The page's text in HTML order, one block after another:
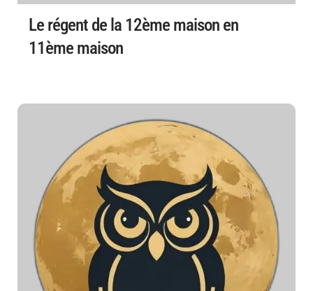
Le régent de la 12ème maison en
11ème maison